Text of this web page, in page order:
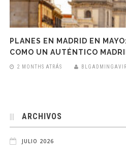
PLANES EN MADRID EN
COMO UN AUTÉNTICO
2 MONTHS ATRÁS BLGADMINGAVIR
ARCHIVOS
JULIO 2026